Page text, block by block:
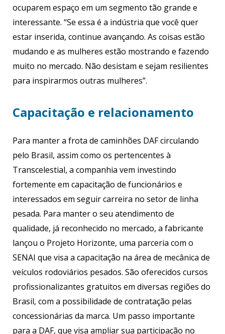
ocuparem espaço em um segmento tão grande e
interessante. “Se essa é a indústria que você quer
estar inserida, continue avançando. As coisas estão
mudando e as mulheres estão mostrando e fazendo
muito no mercado. Não desistam e sejam resilientes
para inspirarmos outras mulheres”.
Capacitação e relacionamento
Para manter a frota de caminhões DAF circulando
pelo Brasil, assim como os pertencentes à
Transcelestial, a companhia vem investindo
fortemente em capacitação de funcionários e
interessados em seguir carreira no setor de linha
pesada. Para manter o seu atendimento de
qualidade, já reconhecido no mercado, a fabricante
lançou o Projeto Horizonte, uma parceria com o
SENAI que visa a capacitação na área de mecânica de
veículos rodoviários pesados. São oferecidos cursos
profissionalizantes gratuitos em diversas regiões do
Brasil, com a possibilidade de contratação pelas
concessionárias da marca. Um passo importante
para a DAF, que visa ampliar sua participação no